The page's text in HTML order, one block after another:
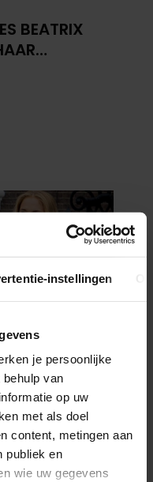
instellingen
je persoonlijke
van
op uw
met als doel
content, metingen aan
publiek en
wie uw gegevens
BEATRIX